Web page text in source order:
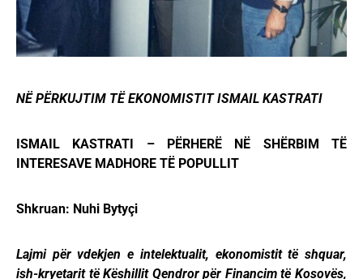
NË PËRKUJTIM TË EKONOMISTIT ISMAIL KASTRATI
ISMAIL KASTRATI – PËRHERË NË SHËRBIM TË
INTERESAVE MADHORE TË POPULLIT
Shkruan: Nuhi Bytyçi
Lajmi për vdekjen e intelektualit, ekonomistit të shquar,
ish-kryetarit të Këshillit Qendror për Financim të Kosovës,